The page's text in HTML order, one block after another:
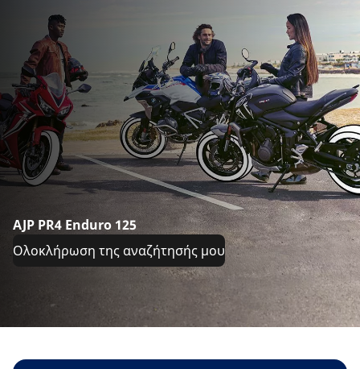
AJP PR4 Enduro 125
Ολοκλήρωση της αναζήτησής μου